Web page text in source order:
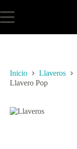
Inicio Llaveros
Llavero Pop